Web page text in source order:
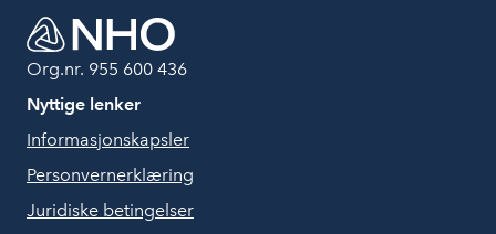
Org.nr. 955 600 436
Nyttige lenker
Informasjonskapsler
Personvernerklæring
Juridiske betingelser